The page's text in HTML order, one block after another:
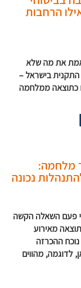
הרחבות
את מה שלא
בישראל –
כתוצאה ממלחמה
מלחמה:
נכונה
פעם השאלה הקשה
מאירוע
ההכרזה
לדוגמה, מהווים